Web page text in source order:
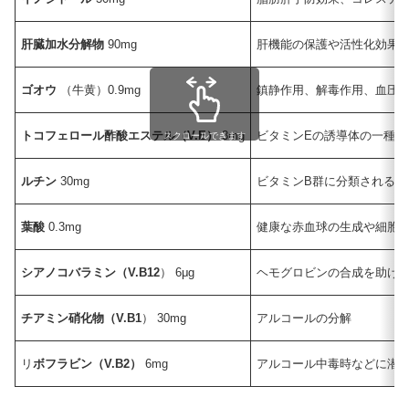
肝臓加水分解物 90mg 肝機能の保護や活性化効果
ゴオウ （牛黄）0.9mg 鎮静作用、解毒作用、血圧
トコフェロール酢酸エステル（V.E）3mg ビタミンEの誘導体の一種
ルチン 30mg ビタミンB群に分類される
葉酸 0.3mg 健康な赤血球の生成や細胞
シアノコバラミン（V.B12） 6μg ヘモグロビンの合成を助け
チアミン硝化物（V.B1） 30mg アルコールの分解
リ ボフラビン（V.B2） 6mg アルコール中毒時などに潜
スクロールできます